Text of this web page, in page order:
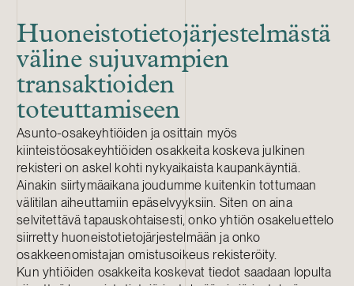
Huoneistotietojärjestelmästä
väline sujuvampien
transaktioiden
toteuttamiseen
Asunto-osakeyhtiöiden ja osittain myös
kiinteistöosakeyhtiöiden osakkeita koskeva julkinen
rekisteri on askel kohti nykyaikaista kaupankäyntiä.
Ainakin siirtymäaikana joudumme kuitenkin tottumaan
välitilan aiheuttamiin epäselvyyksiin. Siten on aina
selvitettävä tapauskohtaisesti, onko yhtiön osakeluettelo
siirretty huoneistotietojärjestelmään ja onko
osakkeenomistajan omistusoikeus rekisteröity.
Kun yhtiöiden osakkeita koskevat tiedot saadaan lopulta